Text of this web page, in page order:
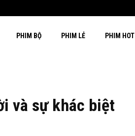
PHIM BỘ PHIM LẺ PHIM HOT
và sự khác biệt